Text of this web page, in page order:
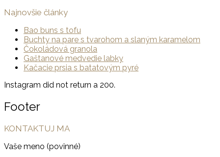
Najnovšie články
Bao buns s tofu
Buchty na pare s tvarohom a slaným karamelom
Čokoládová granola
Gaštanové medvedie labky
Kačacie prsia s batatovým pyré
Instagram did not return a 200.
Footer
KONTAKTUJ MA
Vaše meno (povinné)